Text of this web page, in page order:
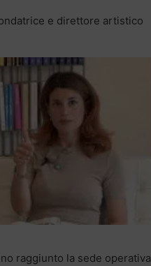
e direttore artistico
raggiunto la sede operativa